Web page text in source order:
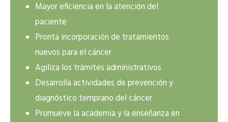
Mayor eficiencia en la atención del
paciente
Pronta incorporación de tratamientos
nuevos para el cáncer
Agiliza los trámites administrativos
Desarrolla actividades de prevención y
diagnóstico temprano del cáncer
Promueve la academia y la enseñanza en